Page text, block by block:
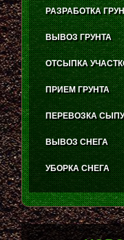
РАЗРАБОТКА
ВЫВОЗ ГРУНТА
ОТСЫПКА
ПРИЕМ ГРУНТА
ПЕРЕВОЗКА
ВЫВОЗ СНЕГА
УБОРКА СНЕГА